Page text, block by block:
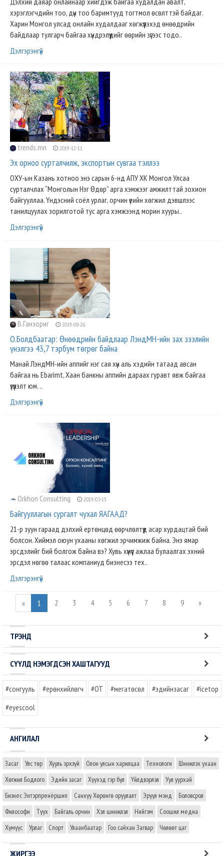
хэрэглэгчдийн тоо, дүн тоо баримтууд тогтмол өсөлттэй байдаг.
Харин Монгол улсад онлайн худалдааг хөгжүүлэхэд өнөөдрийн
байдлаар тулгарч байгаа хүндрэлүүдийг өөрийн зүгээс тодо..
Дэлгэрэнгүй
trends.mn 2019-12-11
Эх орноо сурталчилж, экспортын сувгаа тэллээ
ОХУ-ын Казань хотноо энэ сарын 6-нд АПУ ХК Монгол Улсаа
сурталчлах “Монголын Нэг Өдөр” арга хэмжээг амжилттай зохион
байгууллаа. Үндэсний соёл урлаг, орчин үеийн хөгжил дэвшлээс
танилцуулах зорилготой тус арга хэмжээнд морин хууры..
Дэлгэрэнгүй
В.Ганзориг 2019-08-26
О.Болдбаатар: Өнөөдрийн байдлаар ЛэндМН-ийн зах зээлийн
үнэлгээ 43,7 тэрбум төгрөг байна
Манай ЛэндМН-ийн аппийг нэг сая хүн аль хэдийн татаад авсан
байгаа нь Ebarimt, Хаан банкны аппийн дараах гуравт явж байгаа
үзүүлэлт юм. ..
Дэлгэрэнгүй
Orkhon Consulting 2019-03-15
Байгууллагын сургалт чухал ЯАГААД?
21-р зуун гараад дэлхий ертөнцөд өөрчлөлтүүд асар хурдацтай бий
болсон. Хиймэл оюун ухааны хөгжил эрчимжиж байна. Энэ ямар
эрсдэлийг бий болгож байна вэ? Хувь хүмүүс ажлаа булаалгах эхний
эрсдэл нөгөө талаас компаниуд бизнесээ тех..
Дэлгэрэнгүй
« 1 2 3 4 5 6 7 8 9 »
ТРЭНД
СҮҮЛД НЭМЭГДСЭН ХАШТАГУУД
#сонгууль #ерөнхийлөгч #OT #мегатөсөл #эдийнзасаг
#icetop
#eyescool
АНГИЛАЛ
Засаг Улс төр Хууль эрхзүй Олон улсын харилцаа Технологи
Шинжлэх ухаан
Хөгжил Бодлого
Эдийн засаг Хүүхэд гэр бүл Үйлдвэрлэл
Уул уурхай
Бизнес Энтэрпренёршип
Санхүү Хөрөнгө оруулалт Эрүүл мэнд
Боловсрол
Философи
Түүх Байгаль орчин Хэл шинжлэл Нийгэм
Соошил медиа
Хүмүүс
Урлаг Спорт Улаанбаатар Гоо сайхан Загвар Чөлөөт цаг
ЖИРГЭЭ